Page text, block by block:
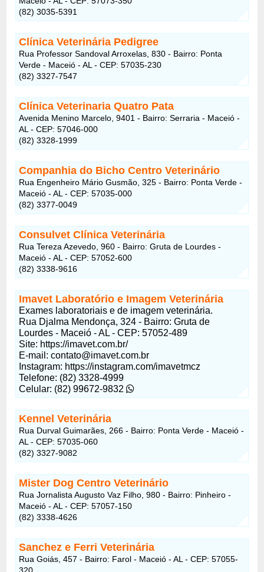
(82) 3035-5391
Clínica Veterinária Pedigree
Rua Professor Sandoval Arroxelas, 830 - Bairro: Ponta
Verde - Maceió - AL - CEP: 57035-230
(82) 3327-7547
Clínica Veterinaria Quatro Pata
Avenida Menino Marcelo, 9401 - Bairro: Serraria - Maceió -
AL - CEP: 57046-000
(82) 3328-1999
Companhia do Bicho Centro Veterinário
Rua Engenheiro Mário Gusmão, 325 - Bairro: Ponta Verde -
Maceió - AL - CEP: 57035-000
(82) 3377-0049
Consulvet Clínica Veterinária
Rua Tereza Azevedo, 960 - Bairro: Gruta de Lourdes -
Maceió - AL - CEP: 57052-600
(82) 3338-9616
Imavet Laboratório e Imagem Veterinária
Exames laboratoriais e de imagem veterinária.
Rua Djalma Mendonça, 324 - Bairro: Gruta de
Lourdes - Maceió - AL - CEP: 57052-489
Site: https://imavet.com.br/
E-mail:contato@imavet.com.br
Instagram: https://instagram.com/imavetmcz
Telefone: (82) 3328-4999
Celular: (82) 99672-9832
Kennel Veterinária
Rua Durval Guimarães, 266 - Bairro: Ponta Verde - Maceió -
AL - CEP: 57035-060
(82) 3327-9082
Mister Dog Centro Veterinário
Rua Jornalista Augusto Vaz Filho, 980 - Bairro: Pinheiro -
Maceió - AL - CEP: 57057-150
(82) 3338-4626
Sanchez e Ferri Veterinária
Rua Goiás, 457 - Bairro: Farol - Maceió - AL - CEP: 57055-
320